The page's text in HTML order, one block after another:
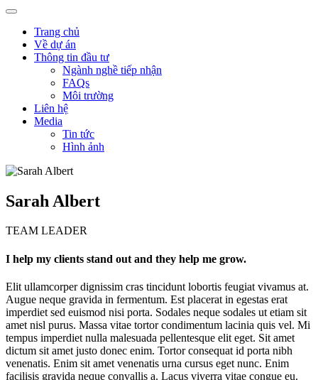
Trang chủ
Về dự án
Thông tin đầu tư
Ngành nghề tiếp nhận
FAQs
Môi trường
Liên hệ
Media
Tin tức
Hình ảnh
Sarah Albert
TEAM LEADER
I help my clients stand out and they help me grow.
Elit ullamcorper dignissim cras tincidunt lobortis feugiat vivamus at.
Augue neque gravida in fermentum. Est placerat in egestas erat
imperdiet sed euismod nisi porta. Sodales neque sodales ut etiam sit
amet nisl purus. Massa vitae tortor condimentum lacinia quis vel. Mi
tempus imperdiet nulla malesuada pellentesque elit eget. Sit amet
dictum sit amet justo donec enim. Tortor consequat id porta nibh
venenatis. Enim sit amet venenatis urna cursus eget nunc. Enim
facilisis gravida neque convallis a. Lacus viverra vitae congue eu.